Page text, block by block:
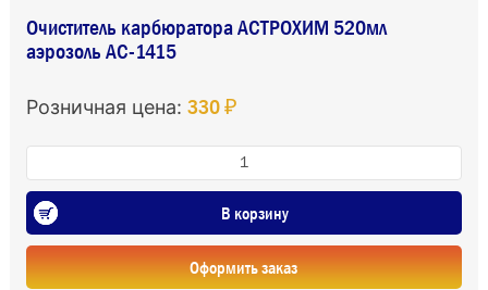
Очиститель карбюратора АСТРОХИМ 520мл
аэрозоль АС-1415
Розничная цена: 330 ₽
В корзину
Оформить заказ